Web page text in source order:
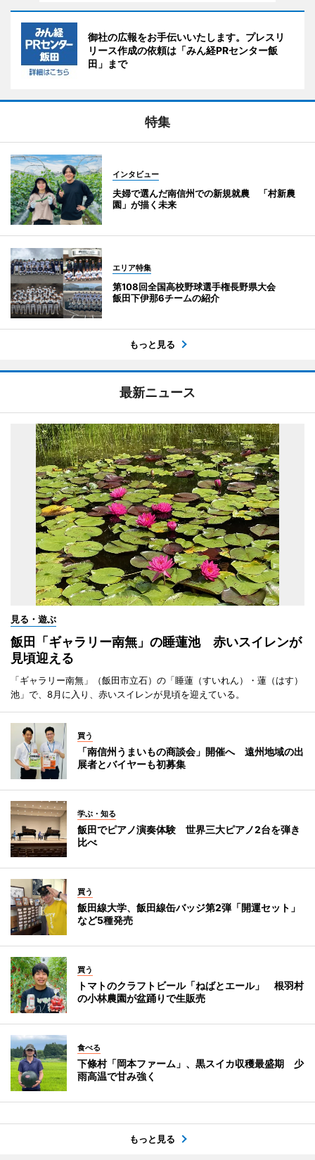
御社の広報をお手伝いいたします。プレスリ
リース作成の依頼は「みん経PRセンター飯
田」まで
特集
インタビュー
夫婦で選んだ南信州での新規就農 「村新農
園」が描く未来
エリア特集
第108回全国高校野球選手権長野県大会
飯田下伊那6チームの紹介
もっと見る
最新ニュース
見る・遊ぶ
飯田「ギャラリー南無」の睡蓮池 赤いスイレンが
見頃迎える
「ギャラリー南無」（飯田市立石）の「睡蓮（すいれん）・蓮（はす）
池」で、8月に入り、赤いスイレンが見頃を迎えている。
買う
「南信州うまいもの商談会」開催へ 遠州地域の出
展者とバイヤーも初募集
学ぶ・知る
飯田でピアノ演奏体験 世界三大ピアノ2台を弾き
比べ
買う
飯田線大学、飯田線缶バッジ第2弾「開運セット」
など5種発売
買う
トマトのクラフトビール「ねばとエール」 根羽村
の小林農園が盆踊りで生販売
食べる
下條村「岡本ファーム」、黒スイカ収穫最盛期 少
雨高温で甘み強く
もっと見る